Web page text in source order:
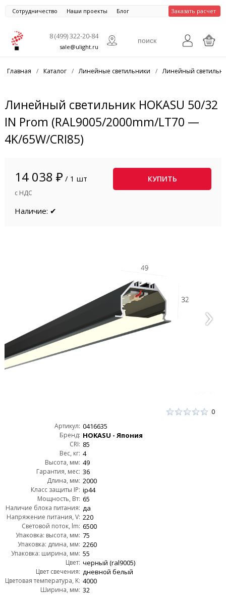
Сотрудничество Наши проекты Блог Заказать расчет
8 (499) 322-20-84
sale@ulight.ru
Главная / Каталог / Линейные светильники / Линейный
Линейный светильник HOKASU 50/32
IN Prom (RAL9005/2000mm/LT70 —
4K/65W/CRI85)
14 038 ₽ / 1 шт
с НДС
КУПИТЬ
Наличие: ✔
0
Артикул: 0416635
Бренд: HOKASU - Япония
CRI: 85
Вес, кг: 4
Высота, мм: 49
Гарантия, мес: 36
Длина, мм: 2000
Класс защиты IP: ip44
Мощность, Вт: 65
Наличие блока питания: да
Напряжение питания, V: 220
Световой поток, lm: 6500
Упаковка: высота, мм: 75
Упаковка: длина, мм: 2260
Упаковка: ширина, мм: 55
Цвет: черный (ral9005)
Цвет свечения: дневной белый
Цветовая температура, K: 4000
Ширина, мм: 32